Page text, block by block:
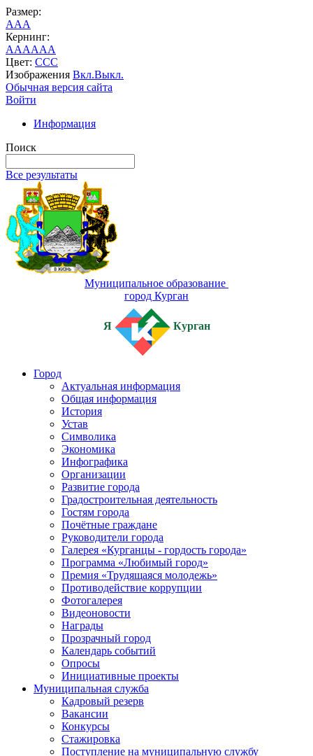
Размер:
AAA
Кернинг:
AAAAAA
Цвет: CCC
Изображения Вкл.Выкл.
Обычная версия сайта
Войти
Информация
Поиск
Все результаты
Муниципальное образование
город Курган
Я Курган
Город
Актуальная информация
Общая информация
История
Устав
Символика
Экономика
Инфографика
Организации
Развитие города
Градостроительная деятельность
Гостям города
Почётные граждане
Руководители города
Галерея «Курганцы - гордость города»
Программа «Любимый город»
Премия «Трудящаяся молодежь»
Противодействие коррупции
Фотогалерея
Видеоновости
Награды
Прозрачный город
Календарь событий
Опросы
Инициативные проекты
Муниципальная служба
Кадровый резерв
Вакансии
Конкурсы
Стажировка
Поступление на муниципальную службу